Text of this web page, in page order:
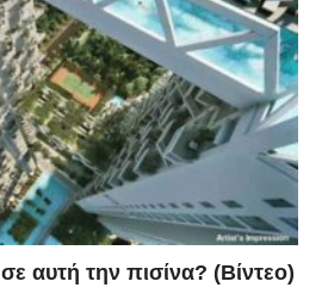
αυτή την πισίνα? (Βίντεο)